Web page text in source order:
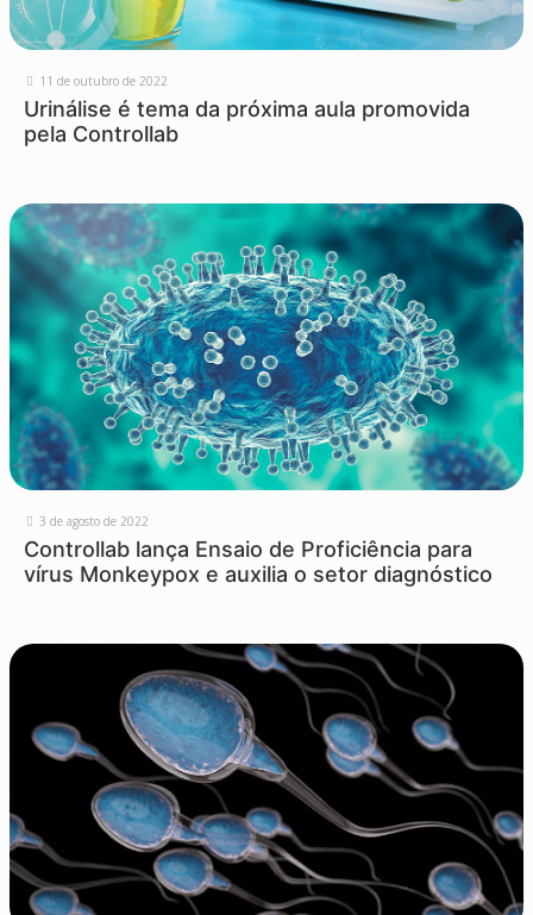
11 de outubro de 2022
Urinálise é tema da próxima aula promovida
pela Controllab
3 de agosto de 2022
Controllab lança Ensaio de Proficiência para
vírus Monkeypox e auxilia o setor diagnóstico